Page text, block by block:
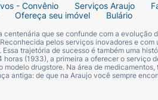
- Convênio Serviços Araujo
Ofereça seu imóvel Bulário
que se confunde com a evolução
pelos serviços inovadores e com
trajetória de sucesso é também uma
(1933), a primeira a oferecer o serviço
drugstore. Na área de medicamentos,
antiga: de que na Araujo você sempre